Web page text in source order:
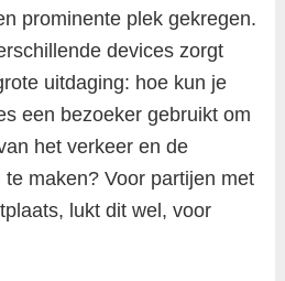
prominente plek gekregen.
devices zorgt
uitdaging: hoe kun je
een bezoeker gebruikt om
het verkeer en de
maken? Voor partijen met
lukt dit wel, voor